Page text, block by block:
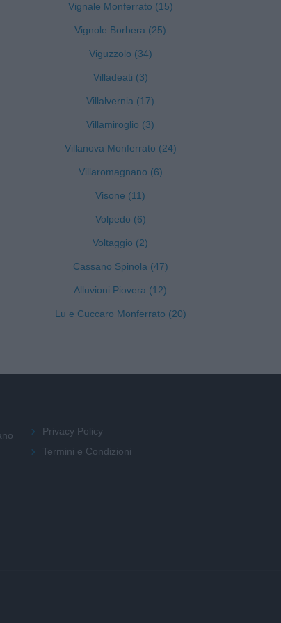
Vignale Monferrato (15)
Vignole Borbera (25)
Viguzzolo (34)
Villadeati (3)
Villalvernia (17)
Villamiroglio (3)
Villanova Monferrato (24)
Villaromagnano (6)
Visone (11)
Volpedo (6)
Voltaggio (2)
Cassano Spinola (47)
Alluvioni Piovera (12)
Lu e Cuccaro Monferrato (20)
Privacy Policy
Termini e Condizioni